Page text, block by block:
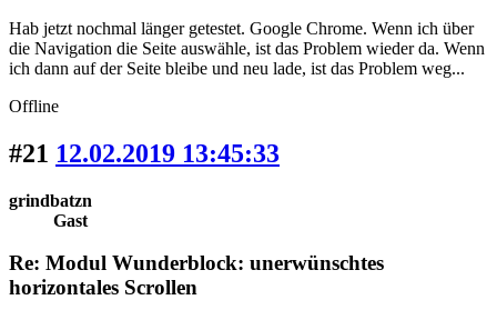
Hab jetzt nochmal länger getestet. Google Chrome. Wenn ich über
die Navigation die Seite auswähle, ist das Problem wieder da. Wenn
ich dann auf der Seite bleibe und neu lade, ist das Problem weg...
Offline
#21 12.02.2019 13:45:33
grindbatzn
Gast
Re: Modul Wunderblock: unerwünschtes
horizontales Scrollen